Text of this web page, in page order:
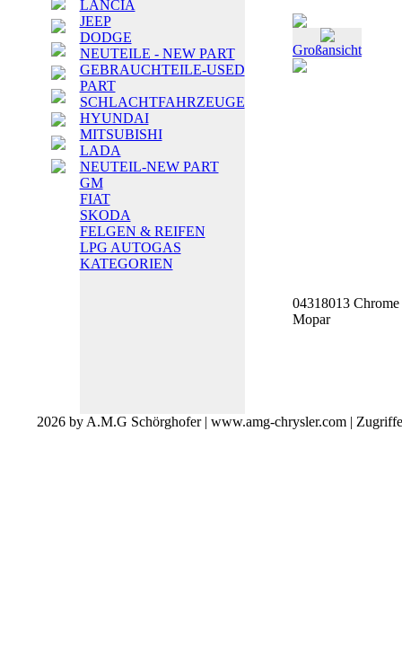
LANCIA
JEEP
DODGE
NEUTEILE - NEW PART
GEBRAUCHTEILE-USED
PART
SCHLACHTFAHRZEUGE
HYUNDAI
MITSUBISHI
LADA
NEUTEIL-NEW PART
GM
FIAT
SKODA
FELGEN & REIFEN
LPG AUTOGAS
KATEGORIEN
Großansicht
04318013 Chrome
Mopar
2026 by A.M.G Schörghofer | www.amg-chrysler.com |